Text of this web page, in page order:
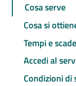
Cosa serve
Cosa si
Tempi e
Accedi al
Condizioni di